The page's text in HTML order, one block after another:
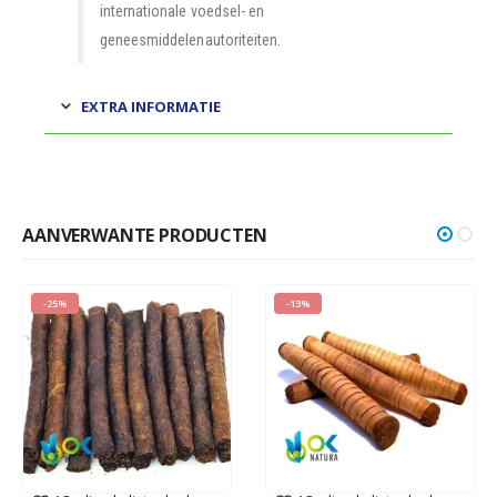
internationale voedsel- en
geneesmiddelenautoriteiten.
EXTRA INFORMATIE
AANVERWANTE PRODUCTEN
-25% -13%